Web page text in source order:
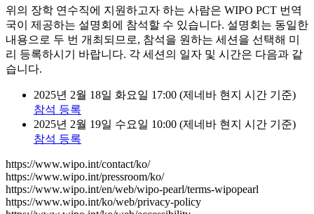
위의 장학 연수직에 지원하고자 하는 사람은 WIPO PCT 번역
국이 제공하는 설명회에 참석할 수 있습니다. 설명회는 동일한
내용으로 두 번 개최되므로, 참석을 원하는 세션을 선택해 미
리 등록하시기 바랍니다. 각 세션의 일자 및 시간은 다음과 같
습니다.
2025년 2월 18일 화요일 17:00 (제네바 현지 시간 기준)
참석 등록
2025년 2월 19일 수요일 10:00 (제네바 현지 시간 기준)
참석 등록
https://www.wipo.int/contact/ko/
https://www.wipo.int/pressroom/ko/
https://www.wipo.int/en/web/wipo-pearl/terms-wipopearl
https://www.wipo.int/ko/web/privacy-policy